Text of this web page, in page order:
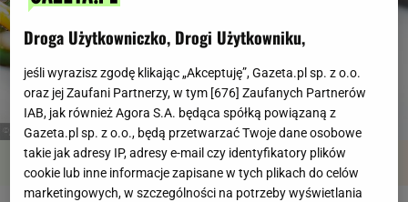
Przegląd Składniki Kroki
Droga Użytkowniczko, Drogi Użytkowniku,
jeśli wyrazisz zgodę klikając „Akceptuję”, Gazeta.pl sp. z o.o.
oraz jej Zaufani Partnerzy, w tym [676] Zaufanych Partnerów
IAB, jak również Agora S.A. będąca spółką powiązaną z
Gazeta.pl sp. z o.o., będą przetwarzać Twoje dane osobowe
takie jak adresy IP, adresy e-mail czy identyfikatory plików
cookie lub inne informacje zapisane w tych plikach do celów
marketingowych, w szczególności na potrzeby wyświetlania